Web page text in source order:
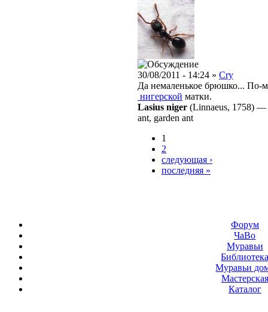
30/08/2011 - 14:24 » Cry
Да немаленькое брюшко... По-
нигерской матки.
Lasius niger (Linnaeus, 1758) —
ant, garden ant
1
2
следующая ›
последняя »
Форум
ЧаВо
Муравьи
Муравьи
Мастерская
Каталог